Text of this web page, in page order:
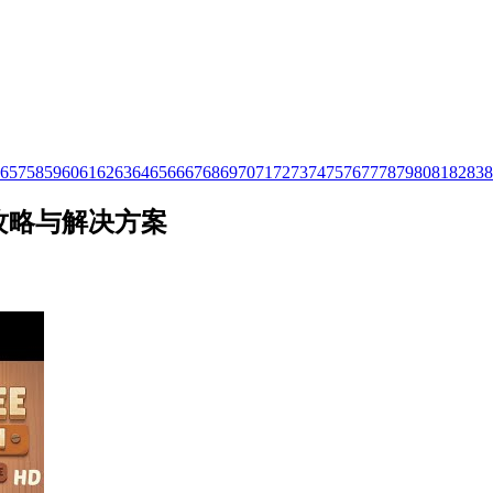
575859606162636465666768697071 727374757677787980818283
略与解决方案